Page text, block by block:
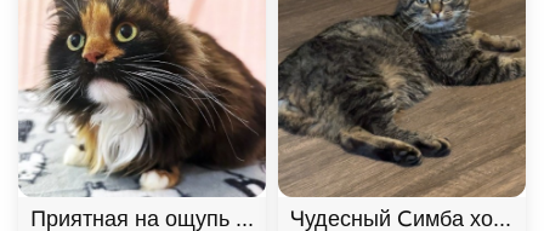
Приятная на ощупь кошка Лайло, Трёхцветный,
Чудесный Симба хочет